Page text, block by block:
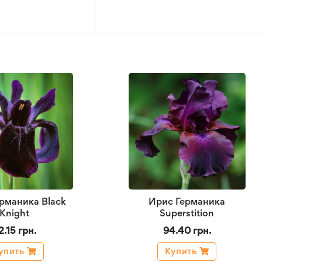
Black
Knight
грн.
Ирис Германика
Superstition
94.40 грн.
Купить